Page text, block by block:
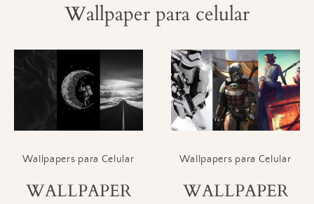
Wallpaper para celular
Wallpapers para Celular
WALLPAPER
Wallpapers para Celular
WALLPAPER